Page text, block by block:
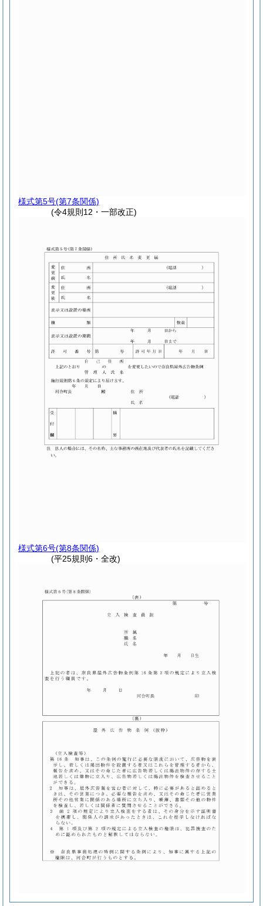
様式第5号(第7条関係)
(令4規則12・一部改正)
様式第6号(第8条関係)
(平25規則6・全改)